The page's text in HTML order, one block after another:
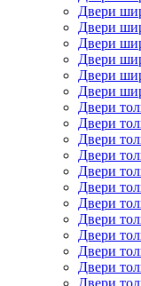
Двери
Двери
Двери
Двери
Двери
Двери
Двери
Двери
Двери
Двери
Двери
Двери
Двери
Двери
Двери
Двери
Двери